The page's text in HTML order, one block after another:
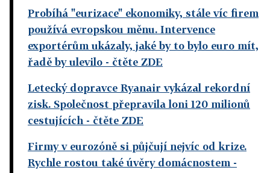
Probíhá "eurizace" ekonomiky, stále víc firem
používá evropskou měnu. Intervence
exportérům ukázaly, jaké by to bylo euro mít,
řadě by ulevilo - čtěte ZDE
Letecký dopravce Ryanair vykázal rekordní
zisk. Společnost přepravila loni 120 milionů
cestujících - čtěte ZDE
Firmy v eurozóně si půjčují nejvíc od krize.
Rychle rostou také úvěry domácnostem -